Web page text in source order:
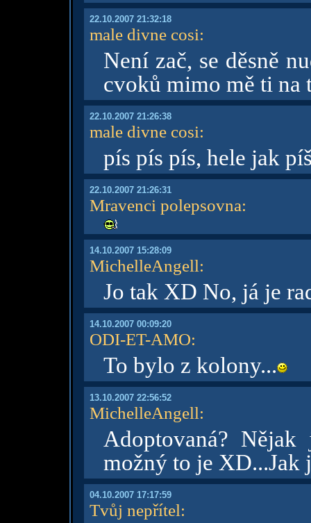
22.10.2007 21:32:18
male divne cosi:
Není zač, se děsně
cvoků mimo mě ti
22.10.2007 21:26:38
male divne cosi:
pís pís pís, hele jak
22.10.2007 21:26:31
Mravenci polepsovna:
14.10.2007 15:28:09
MichelleAngell:
Jo tak XD No, já je
14.10.2007 00:09:20
ODI-ET-AMO:
To bylo z kolony...
13.10.2007 22:56:52
MichelleAngell:
Adoptovaná?
možný to je XD...Jak
04.10.2007 17:17:59
Tvůj nepřítel: